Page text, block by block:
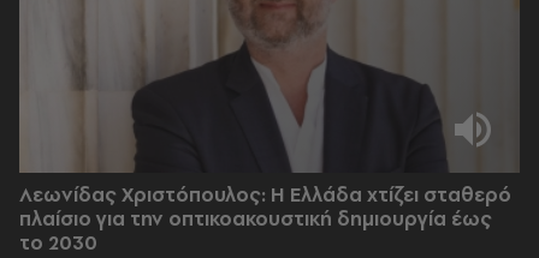
Λεωνίδας Χριστόπουλος: Η Ελλάδα χτίζει σταθερό
πλαίσιο για την οπτικοακουστική δημιουργία έως
το 2030